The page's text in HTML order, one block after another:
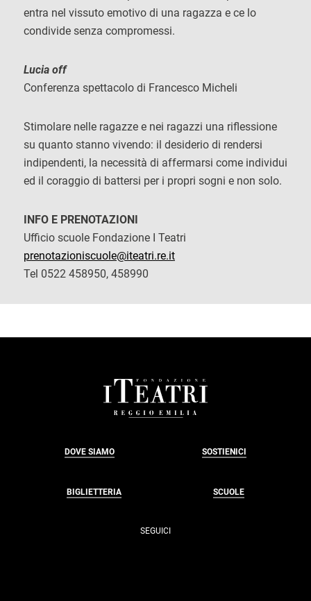
entra nel vissuto emotivo di una ragazza e ce lo
condivide senza compromessi.
Lucia off
Conferenza spettacolo di Francesco Micheli
Stimolare nelle ragazze e nei ragazzi una riflessione
su quanto stanno vivendo: il desiderio di rendersi
indipendenti, la necessità di affermarsi come individui
ed il coraggio di battersi per i propri sogni e non solo.
INFO E PRENOTAZIONI
Ufficio scuole Fondazione I Teatri
prenotazioniscuole@iteatri.re.it
Tel 0522 458950, 458990
DOVE SIAMO SOSTIENICI
BIGLIETTERIA SCUOLE
SEGUICI